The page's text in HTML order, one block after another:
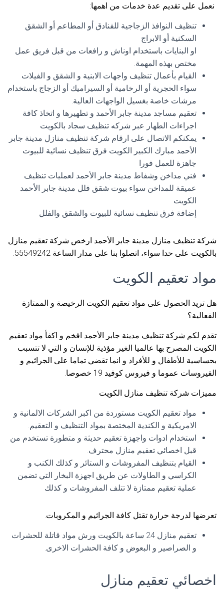
نعمل على تقديم عدة خدمات من اهمها:
تنظيف النوافذ الزجاجية للفنادق أو المطاعم أو الشقق
السكنية أو الابراج
او البنايات باستخدام اوناش و رافعات من قبل فريق عمل
مختص بهذه المهمة.
القيام بأعمال تنظيف واجهات الابنية و الشقق و الفيلات
سواء الحجرية أو الرخامية أو السيراميك أو الزجاج باستخدام
مرشات خاصة بغسيل الواجهات العالية.
تعقيم مساجد مدينة جابر الأحمد و تطهيرها و اتخاذ كافة
اجراءات الطهار عبر شركه تنظيف سجاد بالكويت
يمكنكم الاتصال على ارقام شركة تنظيف منازل مدينة جابر
الأحمد مبارك الكبير الكويت فرق تنظيف نسائية للبيوت
جاهزة للعمل فورا
فني مداخن وشفاط مدينة جابر الأحمد لعمليات تنظيف
عميقة للمداخن سواء بيوت شقق فلل مدينة جابر الأحمد
الكويت
إضافة فرق تنظيف نسائية للبيوت والشقق والفلل
شركة تنظيف منازل مدينة جابر الأحمد ارخص شركة تعقيم منازل
بالكويت على حدا سواء، اتصلوا بنا على مدار الساعة 55549242.
مواد تعقيم الكويت
هل تريد الحصول على مواد تعقيم الكويت الرخيصة و الممتازة
الفعالية؟
تقدم لكم شركة تنظيف مدينة جابر الأحمد افخم و اكفأ مواد تعقيم
الكويت المصرح بها عالميا الغير مؤذية للإنسان و التي لا تتسبب
بحساسية للأطفال و للأفراد و انما تقضي تماما على الجراثيم و
الفيروسات عموما و فيروس كوفيد 19 خصوصا.
مميزات شركة تنظيف منازل الكويت
مواد تعقيم الكويت مستوردة من اكبر الشركات الالمانية و
الامريكية و الكندية المختصة بمواد التنظيف و التعقيم.
استخدام ادوات واجهزة تعقيم حديثة و متطورة تستخدم من
قبل اخصائي تعقيم منازل محترف.
القيام بتنظيف المفروشات و الستائر و كذلك الكنب و
الكراسي و الطاولات عن طريق اجهزة البخار التي تضمن
عملية تعقيم ممتازة لا تتلف المفروشات و كذلك
تعرضها لدرجة حرارة تقتل كافة الجراثيم و المكروبات.
تعقيم منازل 24 ساعة بالكويت ورش مواد قاتلة للحشرات
و الصراصير و البعوض و كافة الحشرات الاخرى.
اخصائي تعقيم منازل